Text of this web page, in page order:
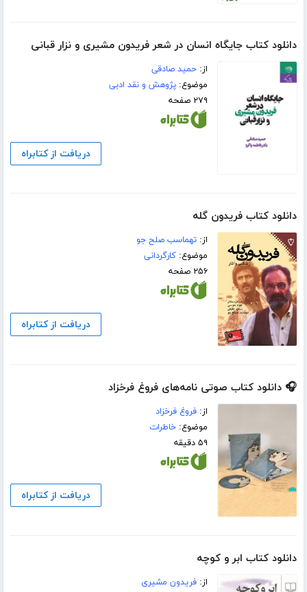
دانلود کتاب جایگاه انسان در شعر فریدون مشیری و نزار قبانی
از:حمید صادقی
موضوع:پژوهش و نقد ادبی
۲۷۹ صفحه
دریافت از کتابراه
دانلود کتاب فریدون گله
از:تهماسب صلح جو
موضوع:کارگردانی
۲۵۶ صفحه
دریافت از کتابراه
🎧 دانلود کتاب صوتی نامه‌های فروغ فرخزاد
از:فروغ فرخزاد
موضوع:خاطرات
۵۹ دقیقه
دریافت از کتابراه
دانلود کتاب ابر و کوچه
از:فریدون مشیری